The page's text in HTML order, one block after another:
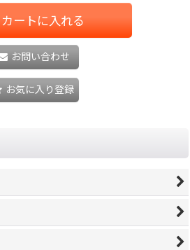
カートに入れる
お問い合わせ
お気に入り登録